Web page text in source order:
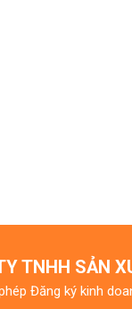
TNHH SẢN
Đăng ký kinh